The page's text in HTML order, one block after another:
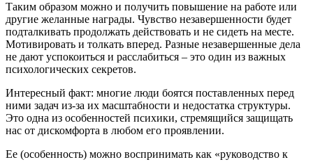
Таким образом можно и получить повышение на работе или
другие желанные награды. Чувство незавершенности будет
подталкивать продолжать действовать и не сидеть на месте.
Мотивировать и толкать вперед. Разные незавершенные дела
не дают успокоиться и расслабиться – это один из важных
психологических секретов.
Интересный факт: многие люди боятся поставленных перед
ними задач из-за их масштабности и недостатка структуры.
Это одна из особенностей психики, стремящийся защищать
нас от дискомфорта в любом его проявлении.
Ее (особенность) можно воспринимать как «руководство к